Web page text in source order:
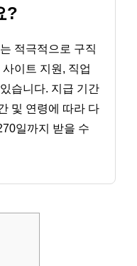
?
적극적으로 구직
이트 지원, 직업
습니다. 지급 기간
및 연령에 따라 다
일까지 받을 수